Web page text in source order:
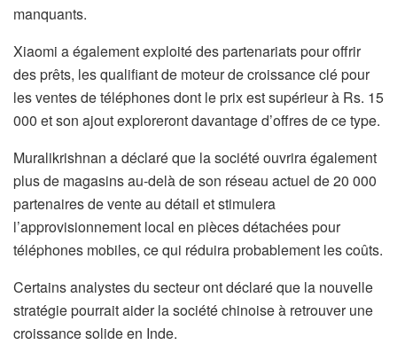
manquants.
Xiaomi a également exploité des partenariats pour offrir
des prêts, les qualifiant de moteur de croissance clé pour
les ventes de téléphones dont le prix est supérieur à Rs. 15
000 et son ajout exploreront davantage d’offres de ce type.
Muralikrishnan a déclaré que la société ouvrira également
plus de magasins au-delà de son réseau actuel de 20 000
partenaires de vente au détail et stimulera
l’approvisionnement local en pièces détachées pour
téléphones mobiles, ce qui réduira probablement les coûts.
Certains analystes du secteur ont déclaré que la nouvelle
stratégie pourrait aider la société chinoise à retrouver une
croissance solide en Inde.